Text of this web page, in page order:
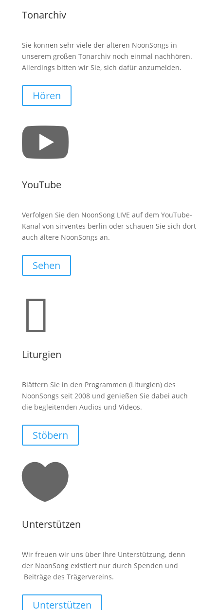
Tonarchiv
Sie können sehr viele der älteren NoonSongs in
unserem großen Tonarchiv noch einmal nachhören.
Allerdings bitten wir Sie, sich dafür anzumelden.
Hören

YouTube
Verfolgen Sie den NoonSong LIVE auf dem YouTube-
Kanal von sirventes berlin oder schauen Sie sich dort
auch ältere NoonSongs an.
Sehen

Liturgien
Blättern Sie in den Programmen (Liturgien) des
NoonSongs seit 2008 und genießen Sie dabei auch
die begleitenden Audios und Videos.
Stöbern

Unterstützen
Wir freuen wir uns über Ihre Unterstützung, denn
der NoonSong existiert nur durch Spenden und
Beiträge des Trägervereins.
Unterstützen